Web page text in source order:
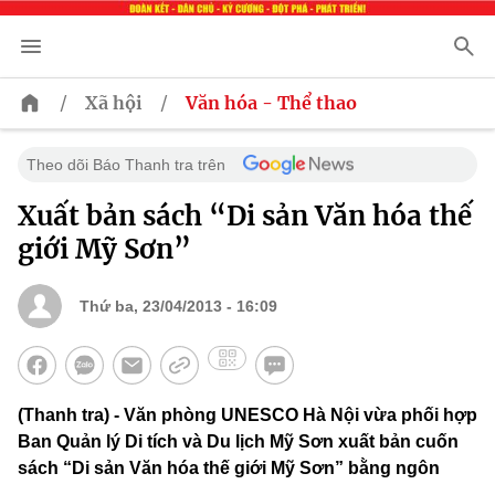
/ Xã hội / Văn hóa - Thể thao
Theo dõi Báo Thanh tra trên
Xuất bản sách “Di sản Văn hóa thế
giới Mỹ Sơn”
Thứ ba, 23/04/2013 - 16:09
(Thanh tra) - Văn phòng UNESCO Hà Nội vừa phối hợp
Ban Quản lý Di tích và Du lịch Mỹ Sơn xuất bản cuốn
sách “Di sản Văn hóa thế giới Mỹ Sơn” bằng ngôn